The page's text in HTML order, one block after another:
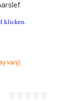
klicken.
vary)